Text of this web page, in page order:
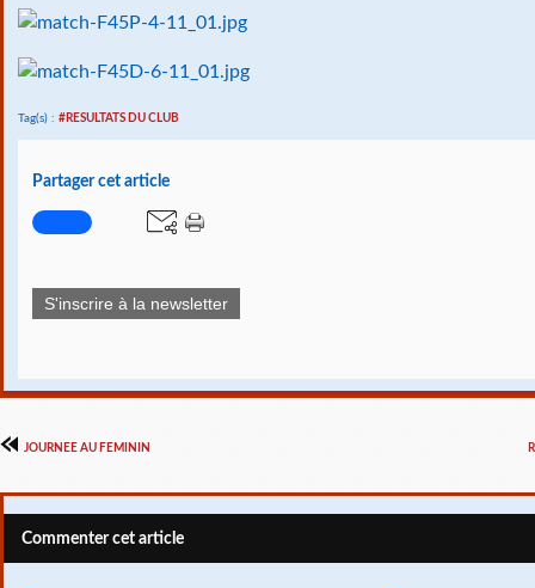
Tag(s) : #RESULTATS DU CLUB
Partager cet article
S'inscrire à la newsletter
JOURNEE AU FEMININ
Commenter cet article